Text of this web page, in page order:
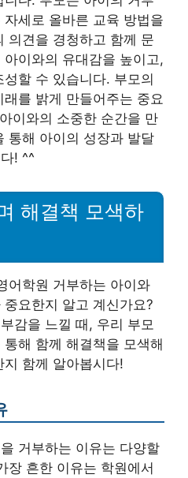
세로 올바른 교육 방법을
의견을 경청하고 함께 문
이와의 유대감을 높이고,
할 수 있습니다. 부모의
를 밝게 만들어주는 중요
이와의 소중한 순간을 만
통해 아이의 성장과 발달
! ^^
해결책 모색하
어학원 거부하는 아이와
요한지 알고 계신가요?
감을 느낄 때, 우리 부모
해 함께 해결책을 모색해
지 함께 알아봅시다!
거부하는 이유는 다양할
장 흔한 이유는 학원에서